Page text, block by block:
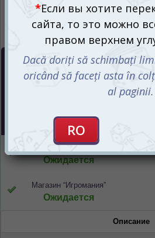
Цена :
50mdl
Интернет-магазин
Ожидается
Магазин “Игромания”
Ожидается
Описание